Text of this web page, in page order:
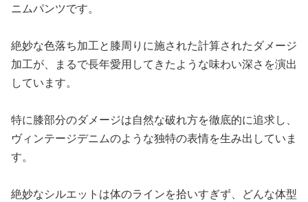
ニムパンツです。
絶妙な色落ち加工と膝周りに施された計算されたダメージ
加工が、まるで長年愛用してきたような味わい深さを演出
しています。
特に膝部分のダメージは自然な破れ方を徹底的に追求し、
ヴィンテージデニムのような独特の表情を生み出していま
す。
絶妙なシルエットは体のラインを拾いすぎず、どんな体型